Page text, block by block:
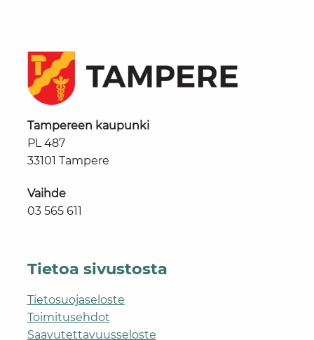
Tampereen kaupunki
PL 487
33101 Tampere
Vaihde
03 565 611
Tietoa sivustosta
Tietosuojaseloste
Toimitusehdot
Saavutettavuusseloste